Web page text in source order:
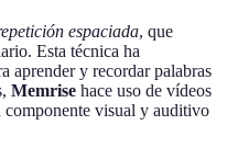
espaciada, que
Esta técnica ha
aprender y recordar palabras
Memrise hace uso de vídeos
componente visual y auditivo